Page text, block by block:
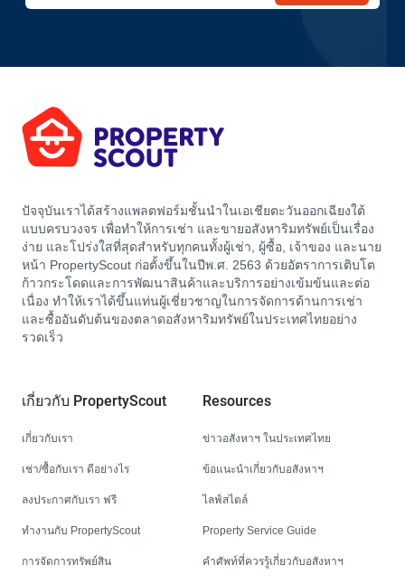
ปัจจุบันเราได้สร้างแพลตฟอร์มชั้นนำในเอเชียตะวันออกเฉียงใต้
แบบครบวงจร เพื่อทำให้การเช่า และขายอสังหาริมทรัพย์เป็นเรื่อง
ง่าย และโปร่งใสที่สุดสำหรับทุกคนทั้งผู้เช่า, ผู้ซื้อ, เจ้าของ และนาย
หน้า PropertyScout ก่อตั้งขึ้นในปีพ.ศ. 2563 ด้วยอัตราการเติบโต
ก้าวกระโดดและการพัฒนาสินค้าและบริการอย่างเข้มข้นและต่อ
เนื่อง ทำให้เราได้ขึ้นแท่นผู้เชี่ยวชาญในการจัดการด้านการเช่า
และซื้ออันดับต้นของตลาดอสังหาริมทรัพย์ในประเทศไทยอย่าง
รวดเร็ว
เกี่ยวกับ PropertyScout
เกี่ยวกับเรา
เช่า/ซื้อกับเรา ดีอย่างไร
ลงประกาศกับเรา ฟรี
ทำงานกับ PropertyScout
การจัดการทรัพย์สิน
Resources
ข่าวอสังหาฯ ในประเทศไทย
ข้อแนะนำเกี่ยวกับอสังหาฯ
ไลฟ์สไตล์
Property Service Guide
คำศัพท์ที่ควรรู้เกี่ยวกับอสังหาฯ